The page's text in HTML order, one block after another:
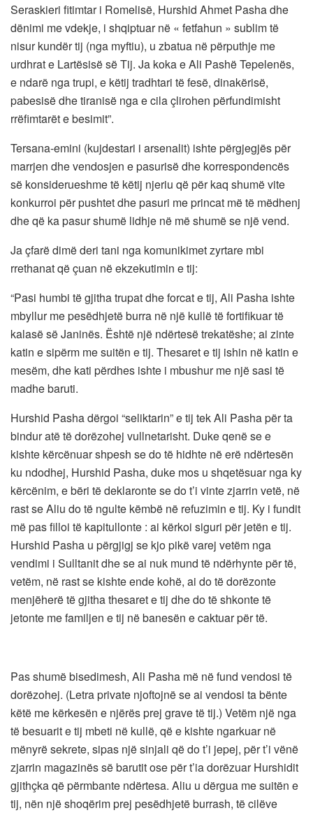
Seraskieri fitimtar i Romelisë, Hurshid Ahmet Pasha dhe
dënimi me vdekje, i shqiptuar në « fetfahun » sublim të
nisur kundër tij (nga myftiu), u zbatua në përputhje me
urdhrat e Lartësisë së Tij. Ja koka e Ali Pashë Tepelenës,
e ndarë nga trupi, e këtij tradhtari të fesë, dinakërisë,
pabesisë dhe tiranisë nga e cila çlirohen përfundimisht
rrëfimtarët e besimit”.
Tersana-emini (kujdestari i arsenalit) ishte përgjegjës për
marrjen dhe vendosjen e pasurisë dhe korrespondencës
së konsiderueshme të këtij njeriu që për kaq shumë vite
konkurroi për pushtet dhe pasuri me princat më të mëdhenj
dhe që ka pasur shumë lidhje në më shumë se një vend.
Ja çfarë dimë deri tani nga komunikimet zyrtare mbi
rrethanat që çuan në ekzekutimin e tij:
“Pasi humbi të gjitha trupat dhe forcat e tij, Ali Pasha ishte
mbyllur me pesëdhjetë burra në një kullë të fortifikuar të
kalasë së Janinës. Është një ndërtesë trekatëshe; ai zinte
katin e sipërm me suitën e tij. Thesaret e tij ishin në katin e
mesëm, dhe kati përdhes ishte i mbushur me një sasi të
madhe baruti.
Hurshid Pasha dërgoi “seliktarin” e tij tek Ali Pasha për ta
bindur atë të dorëzohej vullnetarisht. Duke qenë se e
kishte kërcënuar shpesh se do të hidhte në erë ndërtesën
ku ndodhej, Hurshid Pasha, duke mos u shqetësuar nga ky
kërcënim, e bëri të deklaronte se do t’i vinte zjarrin vetë, në
rast se Aliu do të ngulte këmbë në refuzimin e tij. Ky i fundit
më pas filloi të kapitullonte : ai kërkoi siguri për jetën e tij.
Hurshid Pasha u përgjigj se kjo pikë varej vetëm nga
vendimi i Sulltanit dhe se ai nuk mund të ndërhynte për të,
vetëm, në rast se kishte ende kohë, ai do të dorëzonte
menjëherë të gjitha thesaret e tij dhe do të shkonte të
jetonte me familjen e tij në banesën e caktuar për të.
Pas shumë bisedimesh, Ali Pasha më në fund vendosi të
dorëzohej. (Letra private njoftojnë se ai vendosi ta bënte
këtë me kërkesën e njërës prej grave të tij.) Vetëm një nga
të besuarit e tij mbeti në kullë, që e kishte ngarkuar në
mënyrë sekrete, sipas një sinjali që do t’i jepej, për t’i vënë
zjarrin magazinës së barutit ose për t’ia dorëzuar Hurshidit
gjithçka që përmbante ndërtesa. Aliu u dërgua me suitën e
tij, nën një shoqërim prej pesëdhjetë burrash, të cilëve